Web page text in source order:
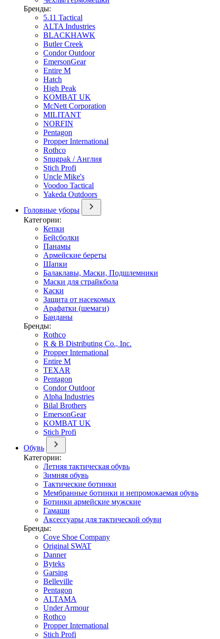
Бренды:
5.11 Tactical
ALTA Industries
BLACKHAWK
Butler Creek
Condor Outdoor
EmersonGear
Entire M
Hatch
High Peak
KOMBAT UK
McNett Corporation
MILITANT
NORFIN
Pentagon
Propper International
Rothco
Snugpak / Англия
Stich Profi
Uncle Mike's
Voodoo Tactical
Yakeda Outdoors
Головные уборы
Категории:
Кепки
Бейсболки
Панамы
Армейские береты
Шапки
Балаклавы, Маски, Подшлемники
Маски для страйкбола
Каски
Защита от насекомых
Арафатки (шемаги)
Банданы
Бренды:
Rothco
R & B Distributing Co., Inc.
Propper International
Entire M
TEXAR
Pentagon
Condor Outdoor
Alpha Industries
Bilal Brothers
EmersonGear
KOMBAT UK
Stich Profi
Обувь
Категории:
Летняя тактическая обувь
Зимняя обувь
Тактические ботинки
Мембранные ботинки и непромокаемая обувь
Ботинки армейские мужские
Гамаши
Аксессуары для тактической обуви
Бренды:
Cove Shoe Company
Original SWAT
Danner
Byteks
Garsing
Belleville
Pentagon
ALTAMA
Under Armour
Rothco
Propper International
Stich Profi